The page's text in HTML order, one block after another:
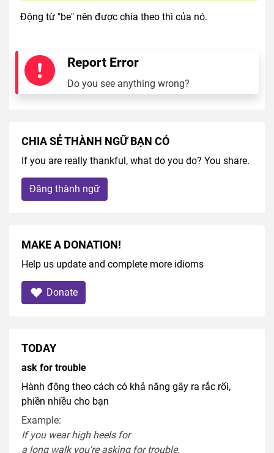
Động từ "be" nên được chia theo thì của nó.
Report Error
Do you see anything wrong?
CHIA SẺ THÀNH NGỮ BẠN CÓ
If you are really thankful, what do you do? You share.
Đăng thành ngữ
MAKE A DONATION!
Help us update and complete more idioms
Donate
TODAY
ask for trouble
Hành động theo cách có khả năng gây ra rắc rối,
phiền nhiều cho bạn
Example:
If you wearhigh heelsfor
a long walkyou'reaskingfortrouble.